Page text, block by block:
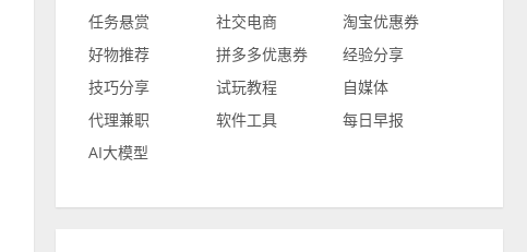
任务悬赏
社交电商
淘宝优惠券
好物推荐
拼多多优惠券
经验分享
技巧分享
试玩教程
自媒体
代理兼职
软件工具
每日早报
AI大模型